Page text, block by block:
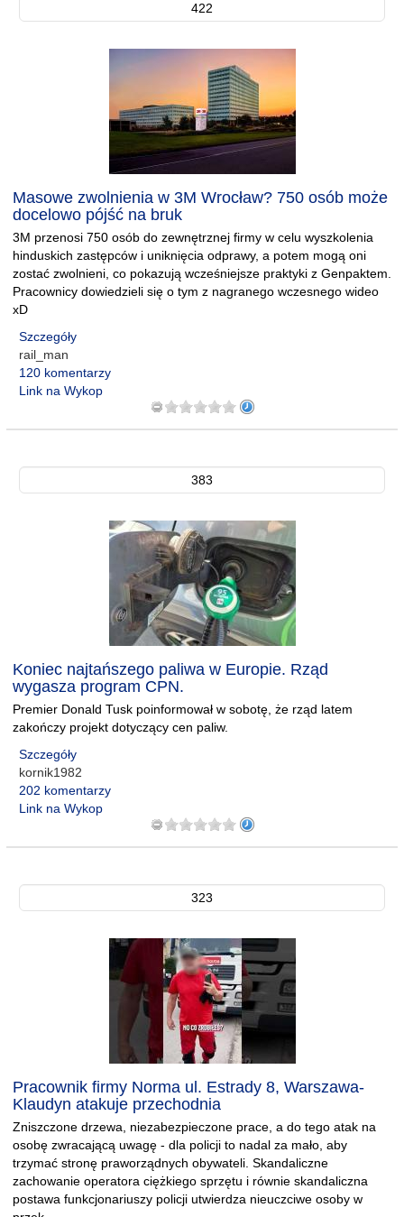
422
Masowe zwolnienia w 3M Wrocław? 750 osób może
docelowo pójść na bruk
3M przenosi 750 osób do zewnętrznej firmy w celu wyszkolenia
hinduskich zastępców i uniknięcia odprawy, a potem mogą oni
zostać zwolnieni, co pokazują wcześniejsze praktyki z Genpaktem.
Pracownicy dowiedzieli się o tym z nagranego wczesnego wideo
xD
Szczegóły
rail_man
120 komentarzy
Link na Wykop
383
Koniec najtańszego paliwa w Europie. Rząd
wygasza program CPN.
Premier Donald Tusk poinformował w sobotę, że rząd latem
zakończy projekt dotyczący cen paliw.
Szczegóły
kornik1982
202 komentarzy
Link na Wykop
323
Pracownik firmy Norma ul. Estrady 8, Warszawa-
Klaudyn atakuje przechodnia
Zniszczone drzewa, niezabezpieczone prace, a do tego atak na
osobę zwracającą uwagę - dla policji to nadal za mało, aby
trzymać stronę praworządnych obywateli. Skandaliczne
zachowanie operatora ciężkiego sprzętu i równie skandaliczna
postawa funkcjonariuszy policji utwierdza nieuczciwe osoby w